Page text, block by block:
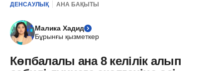
ДЕНСАУЛЫҚ АНА БАҚЫТЫ
Малика Хадид
Бұрынғы қызметкер
Көпбалалы ана 8 келілік алып